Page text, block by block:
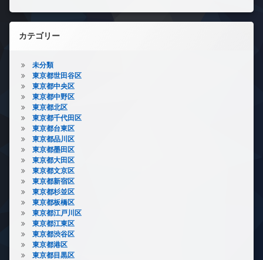
カテゴリー
未分類
東京都世田谷区
東京都中央区
東京都中野区
東京都北区
東京都千代田区
東京都台東区
東京都品川区
東京都墨田区
東京都大田区
東京都文京区
東京都新宿区
東京都杉並区
東京都板橋区
東京都江戸川区
東京都江東区
東京都渋谷区
東京都港区
東京都目黒区